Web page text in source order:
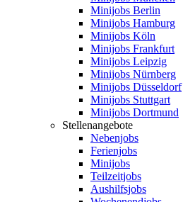
Minijobs Berlin
Minijobs Hamburg
Minijobs Köln
Minijobs Frankfurt
Minijobs Leipzig
Minijobs Nürnberg
Minijobs Düsseldorf
Minijobs Stuttgart
Minijobs Dortmund
Stellenangebote
Nebenjobs
Ferienjobs
Minijobs
Teilzeitjobs
Aushilfsjobs